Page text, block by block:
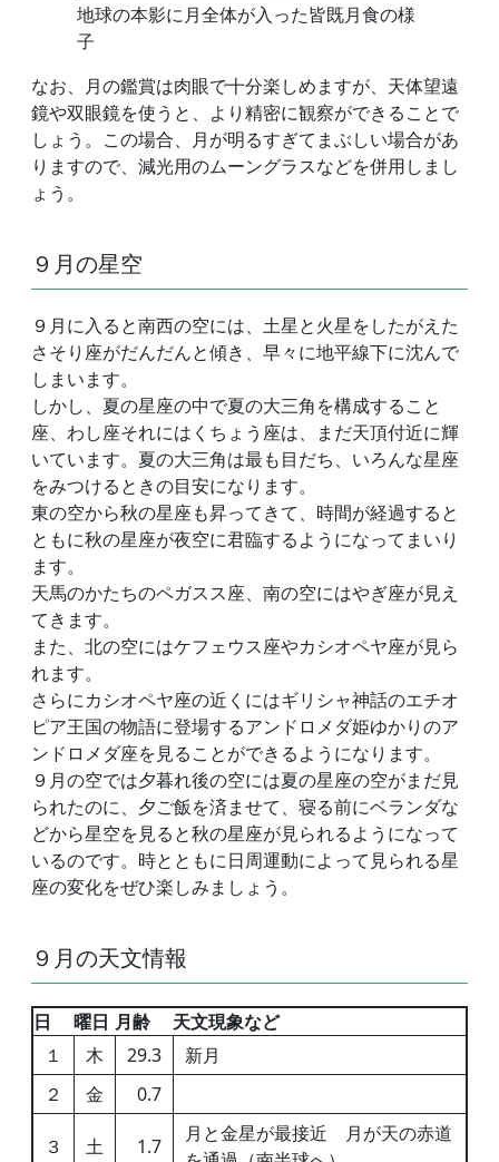
地球の本影に月全体が入った皆既月食の様
子
なお、月の鑑賞は肉眼で十分楽しめますが、天体望遠
鏡や双眼鏡を使うと、より精密に観察ができることで
しょう。この場合、月が明るすぎてまぶしい場合があ
りますので、減光用のムーングラスなどを併用しまし
ょう。
９月の星空
９月に入ると南西の空には、土星と火星をしたがえた
さそり座がだんだんと傾き、早々に地平線下に沈んで
しまいます。
しかし、夏の星座の中で夏の大三角を構成すること
座、わし座それにはくちょう座は、まだ天頂付近に輝
いています。夏の大三角は最も目だち、いろんな星座
をみつけるときの目安になります。
東の空から秋の星座も昇ってきて、時間が経過すると
ともに秋の星座が夜空に君臨するようになってまいり
ます。
天馬のかたちのペガスス座、南の空にはやぎ座が見え
てきます。
また、北の空にはケフェウス座やカシオペヤ座が見ら
れます。
さらにカシオペヤ座の近くにはギリシャ神話のエチオ
ピア王国の物語に登場するアンドロメダ姫ゆかりのア
ンドロメダ座を見ることができるようになります。
９月の空では夕暮れ後の空には夏の星座の空がまだ見
られたのに、夕ご飯を済ませて、寝る前にベランダな
どから星空を見ると秋の星座が見られるようになって
いるのです。時とともに日周運動によって見られる星
座の変化をぜひ楽しみましょう。
９月の天文情報
日 曜日 月齢
天文現象など
１
木 29.3
新月
２
金 0.7
３ 土 1.7
月と金星が最接近 月が天の赤道